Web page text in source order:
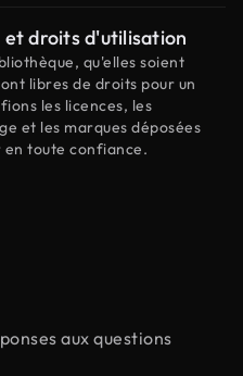
et droits d'utilisation
qu'elles soient
libres de droits pour un
les licences, les
et les marques déposées
en toute confiance.
aux questions